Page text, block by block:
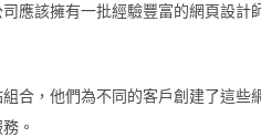
應該擁有一批經驗豐富的網頁設計
合，他們為不同的客戶創建了這些
。